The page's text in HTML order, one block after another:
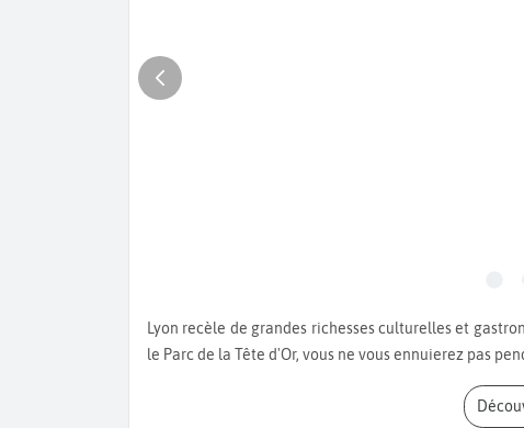
Lyon recèle de grandes richesses culturelles et gastronomiques ! Entre le Vieux Lyon, la colline de Fourvière et
le Parc de la Tête d'Or, vous ne vous ennuierez pas